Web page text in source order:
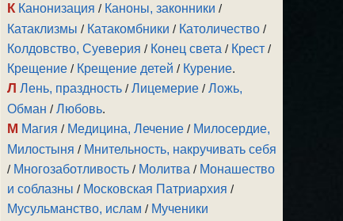
К Канонизация / Каноны, законники /
Катаклизмы / Катакомбники / Католичество /
Колдовство, Суеверия / Конец света / Крест /
Крещение / Крещение детей / Курение.
Л Лень, праздность /Лицемерие /Ложь,
Обман /Любовь.
М Магия / Медицина, Лечение / Милосердие,
Милостыня / Мнительность, накручивать себя
/ Многозаботливость / Молитва / Монашество
и соблазны / Московская Патриархия /
Мусульманство, ислам / Мученики